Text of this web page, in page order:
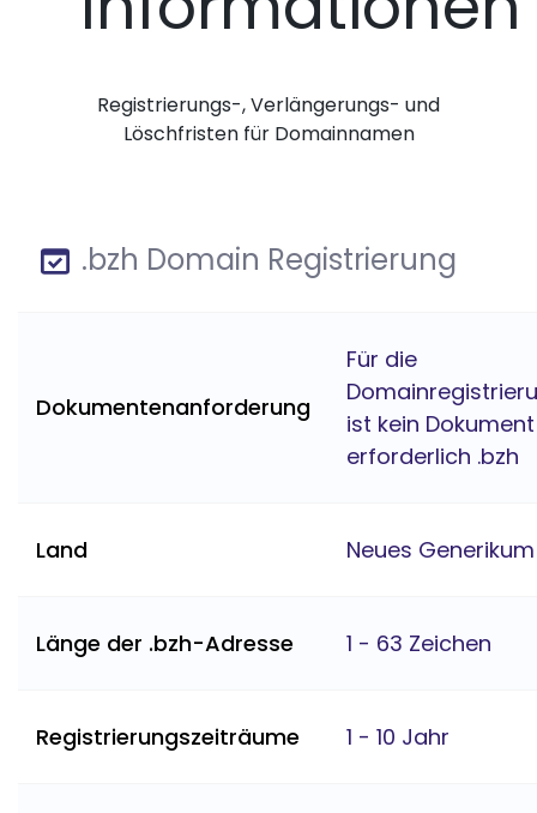
Registrierungs-, Verlängerungs- und
Löschfristen für Domainnamen
.bzh Domain Registrierung
Dokumentenanforderung
Für die
ist kein Dokument
erforderlich .bzh
Land Neues Generikum
Länge der .bzh-Adresse 1 - 63 Zeichen
Registrierungszeiträume 1 - 10 Jahr